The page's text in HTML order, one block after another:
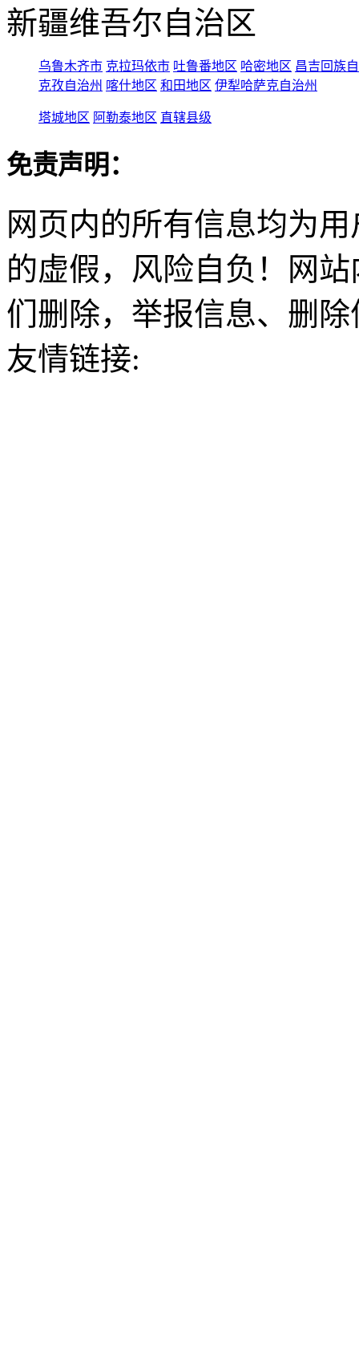
新疆维吾尔自治区
乌鲁木齐市 克拉玛依市 吐鲁番地区 哈密地区 昌吉回族
克孜自治州 喀什地区 和田地区 伊犁哈萨克自治州
塔城地区 阿勒泰地区 直辖县级
免责声明：
网页内的所有信息均为
的虚假，风险自负！网
们删除，举报信息、删
友情链接: